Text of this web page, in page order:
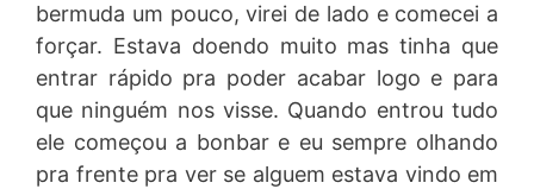
bermuda um pouco, virei de lado e comecei a
forçar. Estava doendo muito mas tinha que
entrar rápido pra poder acabar logo e para
que ninguém nos visse. Quando entrou tudo
ele começou a bonbar e eu sempre olhando
pra frente pra ver se alguem estava vindo em